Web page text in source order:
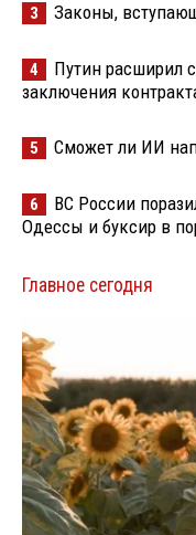
3 Законы,
4
Путин расширил
заключения
5 Сможет ли ИИ
6
ВС России
Одессы и буксир в
Главное сегодня